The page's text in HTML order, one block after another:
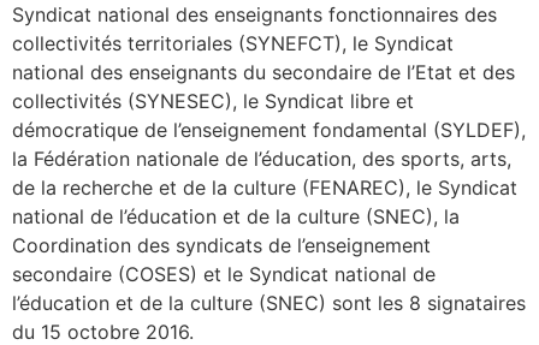
Syndicat national des enseignants fonctionnaires des
collectivités territoriales (SYNEFCT), le Syndicat
national des enseignants du secondaire de l’Etat et des
collectivités (SYNESEC), le Syndicat libre et
démocratique de l’enseignement fondamental (SYLDEF),
la Fédération nationale de l’éducation, des sports, arts,
de la recherche et de la culture (FENAREC), le Syndicat
national de l’éducation et de la culture (SNEC), la
Coordination des syndicats de l’enseignement
secondaire (COSES) et le Syndicat national de
l’éducation et de la culture (SNEC) sont les 8 signataires
du 15 octobre 2016.